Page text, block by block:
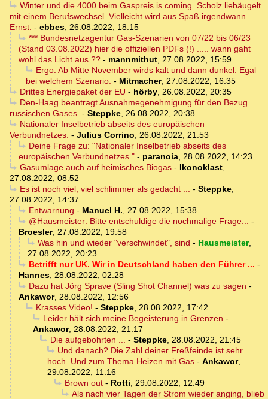
Winter und die 4000 beim Gaspreis is coming. Scholz liebäugelt
mit einem Berufswechsel. Vielleicht wird aus Spaß irgendwann
Ernst. - ebbes, 26.08.2022, 18:15
*** Bundesnetzagentur Gas-Szenarien von 07/22 bis 06/23
(Stand 03.08.2022) hier die offiziellen PDFs (!) ..... wann gaht
wohl das Licht aus ?? - mannmithut, 27.08.2022, 15:59
Ergo: Ab Mitte November wirds kalt und dann dunkel. Egal
bei welchem Szenario. - Mitmacher, 27.08.2022, 16:35
Drittes Energiepaket der EU - hörby, 26.08.2022, 20:35
Den-Haag beantragt Ausnahmegenehmigung für den Bezug
russischen Gases. - Steppke, 26.08.2022, 20:38
Nationaler Inselbetrieb abseits des europäischen
Verbundnetzes. - Julius Corrino, 26.08.2022, 21:53
Deine Frage zu: "Nationaler Inselbetrieb abseits des
europäischen Verbundnetzes." - paranoia, 28.08.2022, 14:23
Gasumlage auch auf heimisches Biogas- Ikonoklast,
27.08.2022, 08:52
Es ist noch viel, viel schlimmer als gedacht ... - Steppke,
27.08.2022, 14:37
Entwarnung - Manuel H., 27.08.2022, 15:38
@Hausmeister: Bitte entschuldige die nochmalige Frage... -
Broesler, 27.08.2022, 19:58
Was hin und wieder "verschwindet", sind - Hausmeister,
27.08.2022, 20:23
Betrifft nur UK. Wir in Deutschland haben den Führer ... -
Hannes, 28.08.2022, 02:28
Dazu hat Jörg Sprave (Sling Shot Channel) was zu sagen -
Ankawor, 28.08.2022, 12:56
Krasses Video! - Steppke, 28.08.2022, 17:42
Leider hält sich meine Begeisterung in Grenzen -
Ankawor, 28.08.2022, 21:17
Die aufgebohrten ... - Steppke, 28.08.2022, 21:45
Und danach? Die Zahl deiner Freßfeinde ist sehr
hoch. Und zum Thema Heizen mit Gas - Ankawor,
29.08.2022, 11:16
Brown out- Rotti, 29.08.2022, 12:49
Als nach vier Tagen der Strom wieder anging, blieb